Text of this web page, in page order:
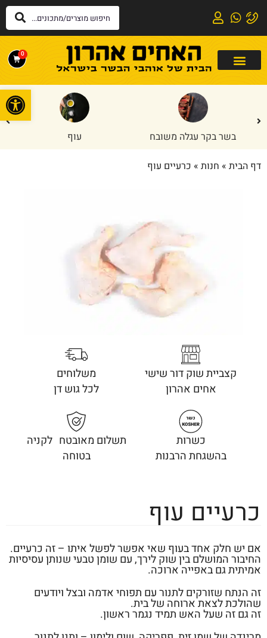
0
בשר בקר עגלה משובח עוף
דף הבית » חנות » כרעיים עוף
כרעיים עוף
אם יש חלק אחד בעוף שאי אפשר לפשל איתו – זה כרעיים.
החיבור המושלם בין שוק לירך, עם שומן טבעי שנותן עסיסיות
אמיתית גם באפייה ארוכה.
זה הנתח שזורקים לתנור עם תפוחי אדמה ובצל ויודעים
שהולכת לצאת ארוחה של בית.
זה גם זה שעל האש תמיד נגמר ראשון.
קצביית שוק דור שישי
אחים אהרון
משלוחים
לכל גוש דן
כשרות
בהשגחת הרבנות
תשלום מאובטח לקניה
בטוחה